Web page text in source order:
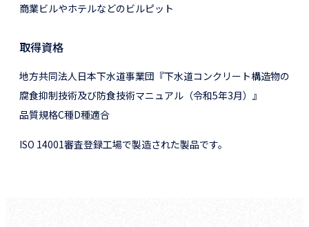
商業ビルやホテルなどのビルピット
取得資格
地方共同法人日本下水道事業団『下水道コンクリート構造物の
腐食抑制技術及び防食技術マニュアル（令和5年3月）』
品質規格C種D種適合
ISO 14001審査登録工場で製造された製品です。